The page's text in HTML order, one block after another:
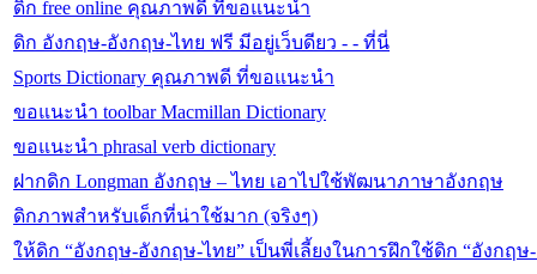
ดิก free online คุณภาพดี ที่ขอแนะนำ
ดิก อังกฤษ-อังกฤษ-ไทย ฟรี มีอยู่เว็บดียว - - ที่นี่
Sports Dictionary คุณภาพดี ที่ขอแนะนำ
ขอแนะนำ toolbar Macmillan Dictionary
ขอแนะนำ phrasal verb dictionary
ฝากดิก Longman อังกฤษ – ไทย เอาไปใช้พัฒนาภาษาอังกฤษ
ดิกภาพสำหรับเด็กที่น่าใช้มาก (จริงๆ)
ให้ดิก “อังกฤษ-อังกฤษ-ไทย” เป็นพี่เลี้ยงในการฝึกใช้ดิก “อังกฤษ